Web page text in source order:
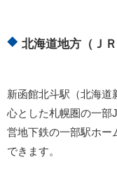
北海道地方（Ｊ
新函館北斗駅（北海道
心とした札幌圏の一部
営地下鉄の一部駅ホー
できます。